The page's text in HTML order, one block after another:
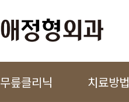
무릎클리닉 치료방법